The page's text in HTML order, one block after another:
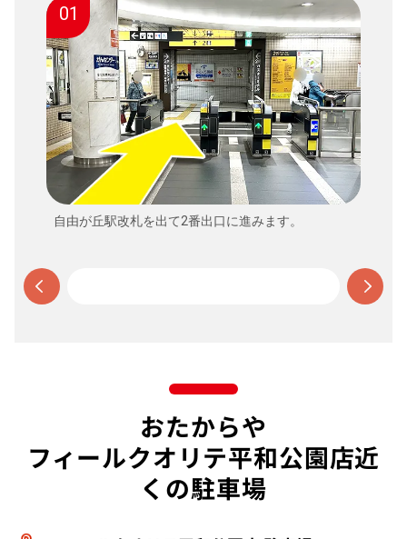
01
自由が丘駅改札を出て2番出口に進みます。
おたからや
フィールクオリテ平和公園店近
くの駐車場